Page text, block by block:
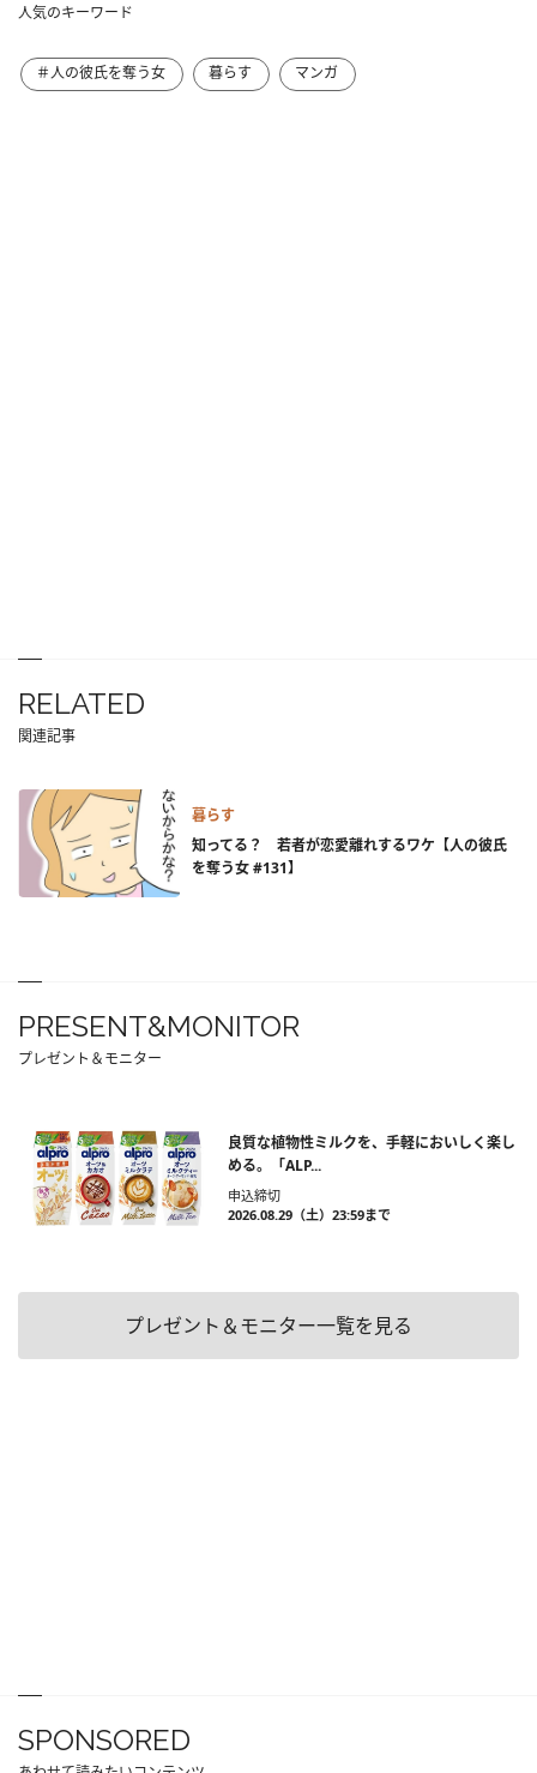
人気のキーワード
＃人の彼氏を奪う女 暮らす マンガ
RELATED
関連記事
暮らす
知ってる？ 若者が恋愛離れするワケ【人の彼氏
を奪う女 #131】
PRESENT&MONITOR
プレゼント＆モニター
良質な植物性ミルクを、手軽においしく楽し
める。「ALP...
申込締切
2026.08.29（土）23:59まで
プレゼント＆モニター一覧を見る
SPONSORED